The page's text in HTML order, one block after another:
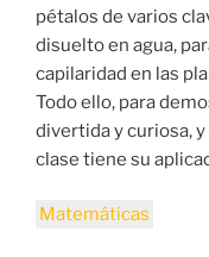
pétalos de varios
disuelto en agua,
capilaridad en las
Todo ello, para
divertida y curiosa,
clase tiene su
Matemáticas